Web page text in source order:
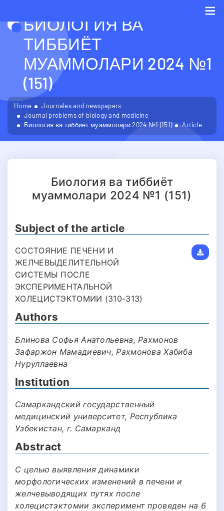
БИОЛОГИЯ ВА
ТИББИЁТ
МУАММОЛАРИ 2024 №1
(151)
Home
Journales and newspapers
Journal problems of biology and medicine
Биология ва тиббиёт муаммолари 2024 №1 (151)
Article
Биология ва тиббиёт
муаммолари 2024 №1 (151)
Subject of the article
СОСТОЯНИЕ ПЕЧЕНИ И
ЖЕЛЧЕВЫДЕЛИТЕЛЬНОЙ
СИСТЕМЫ ПОСЛЕ
ЭКСПЕРИМЕНТАЛЬНОЙ
ХОЛЕЦИСТЭКТОМИИ (310-313)
Authors
Блинова Софья Анатольевна, Рахмонов
Зафаржон Мамадиевич, Рахмонова Хабиба
Нуруллаевна
Institution
Самаркандский государственный
медицинский университет, Республика
Узбекистан, г. Самарканд
Abstract
С целью выявления динамики
морфологических изменений в печени и
желчевыводящих путях после
холецистэктомии эксперимент проведен на 6